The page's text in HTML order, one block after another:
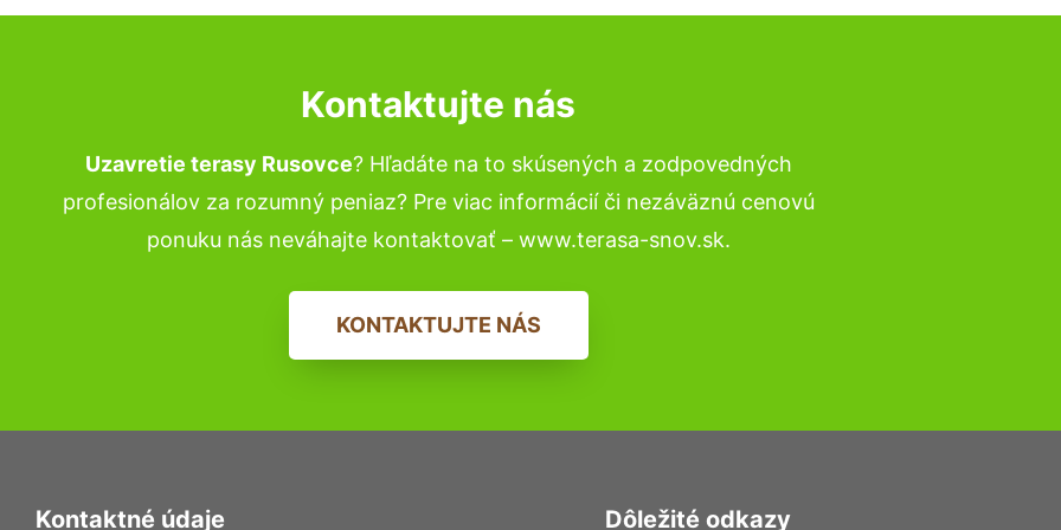
Kontaktujte nás
Uzavretie terasy Rusovce? Hľadáte na to skúsených a zodpovedných
profesionálov za rozumný peniaz? Pre viac informácií či nezáväznú cenovú
ponuku nás neváhajte kontaktovať – www.terasa-snov.sk.
KONTAKTUJTE NÁS
Kontaktné údaje Dôležité odkazy